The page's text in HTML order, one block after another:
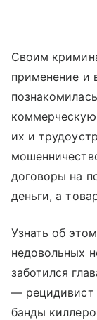
Своим
применение и
их и
договоры на
деньги, а
Узнать об
недовольных
заботился
— рецидивист
банды